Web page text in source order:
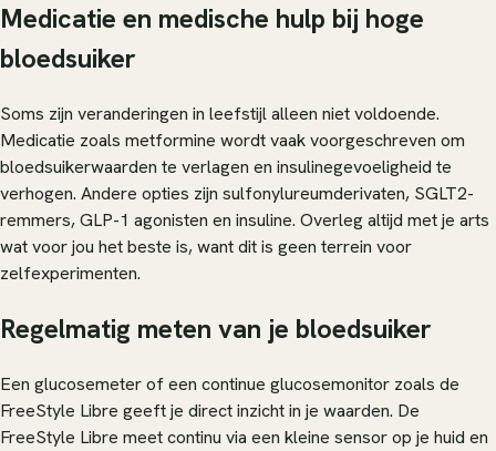
Medicatie en medische hulp bij hoge
bloedsuiker
Soms zijn veranderingen in leefstijl alleen niet voldoende.
Medicatie zoals metformine wordt vaak voorgeschreven om
bloedsuikerwaarden te verlagen en insulinegevoeligheid te
verhogen. Andere opties zijn sulfonylureumderivaten, SGLT2-
remmers, GLP-1 agonisten en insuline. Overleg altijd met je arts
wat voor jou het beste is, want dit is geen terrein voor
zelfexperimenten.
Regelmatig meten van je bloedsuiker
Een glucosemeter of een continue glucosemonitor zoals de
FreeStyle Libre geeft je direct inzicht in je waarden. De
FreeStyle Libre meet continu via een kleine sensor op je huid en